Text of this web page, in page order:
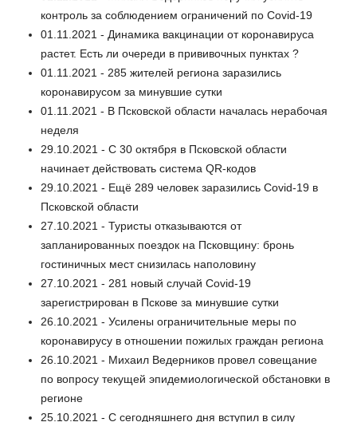
контроль за соблюдением ограничений по Сovid-19
01.11.2021 - Динамика вакцинации от коронавируса
растет. Есть ли очереди в прививочных пунктах ?
01.11.2021 - 285 жителей региона заразились
коронавирусом за минувшие сутки
01.11.2021 - В Псковской области началась нерабочая
неделя
29.10.2021 - С 30 октября в Псковской области
начинает действовать система QR-кодов
29.10.2021 - Ещё 289 человек заразились Covid-19 в
Псковской области
27.10.2021 - Туристы отказываются от
запланированных поездок на Псковщину: бронь
гостиничных мест снизилась наполовину
27.10.2021 - 281 новый случай Сovid-19
зарегистрирован в Пскове за минувшие сутки
26.10.2021 - Усилены ограничительные меры по
коронавирусу в отношении пожилых граждан региона
26.10.2021 - Михаил Ведерников провел совещание
по вопросу текущей эпидемиологической обстановки в
регионе
25.10.2021 - С сегодняшнего дня вступил в силу